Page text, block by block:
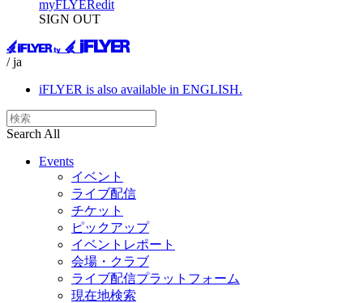
myFLYERedit
SIGN OUT
/ ja
iFLYER is also available in ENGLISH.
Search All
Events
イベント
ライブ配信
チケット
ピックアップ
イベントレポート
会場・クラブ
ライブ配信プラットフォーム
現在地検索